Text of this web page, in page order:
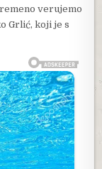
verujemo
Grlić, koji je s